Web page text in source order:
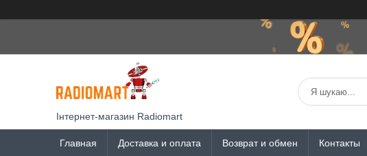
Інтернет-магазин Radiomart
Главная Доставка и оплата Возврат и обмен Контакты